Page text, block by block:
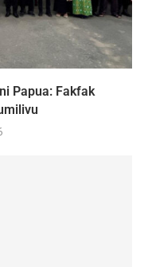
Papua: Fakfak